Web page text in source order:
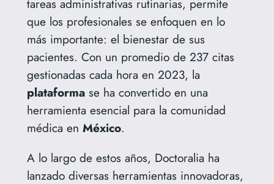
tareas administrativas rutinarias, permite
que los profesionales se enfoquen en lo
más importante: el bienestar de sus
pacientes. Con un promedio de 237 citas
gestionadas cada hora en 2023, la
plataformase ha convertido en una
herramienta esencial para la comunidad
médica en México.
A lo largo de estos años, Doctoralia ha
lanzado diversas herramientas innovadoras,